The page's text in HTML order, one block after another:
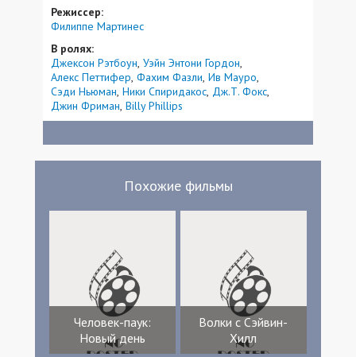
Режиссер:
Филиппе Мартинес
В ролях:
Джексон Рэтбоун Уэйн Энтони Гордон
Алекс Петтифер Фахим Фазли Ив Мауро
Сэди Ньюман Ники Спиридакос Дж.Т. Фокс
Джин Фриман Billy Phillips
Похожие фильмы
Человек-паук:
Новый день
Волки с Сэйвин-
Хилл